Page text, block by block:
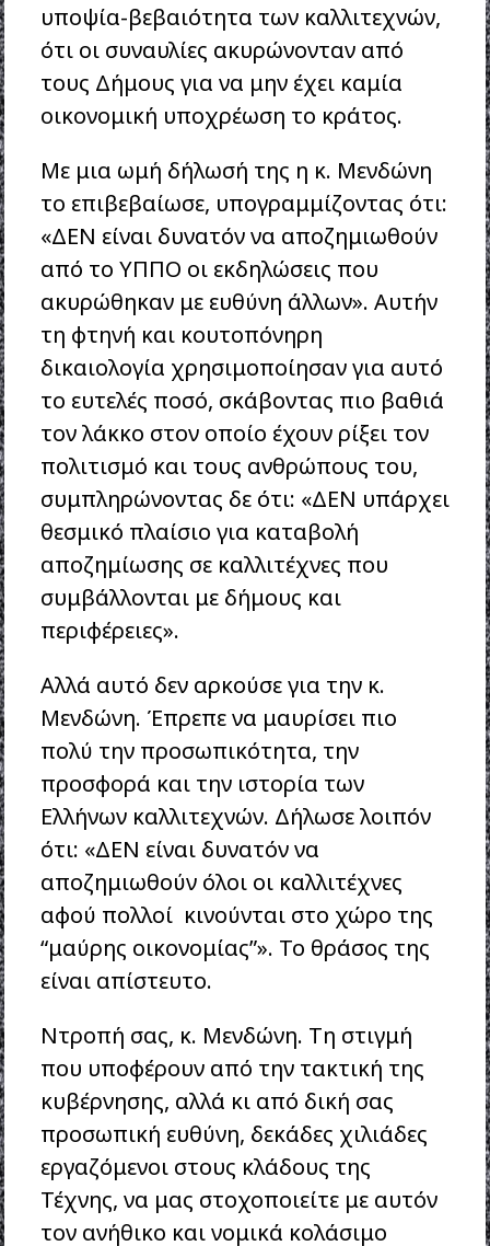
υποψία-βεβαιότητα των καλλιτεχνών,
ότι οι συναυλίες ακυρώνονταν από
τους Δήμους για να μην έχει καμία
οικονομική υποχρέωση το κράτος.
Με μια ωμή δήλωσή της η κ. Μενδώνη
το επιβεβαίωσε, υπογραμμίζοντας ότι:
«ΔΕΝ είναι δυνατόν να αποζημιωθούν
από το ΥΠΠΟ οι εκδηλώσεις που
ακυρώθηκαν με ευθύνη άλλων». Αυτήν
τη φτηνή και κουτοπόνηρη
δικαιολογία χρησιμοποίησαν για αυτό
το ευτελές ποσό, σκάβοντας πιο βαθιά
τον λάκκο στον οποίο έχουν ρίξει τον
πολιτισμό και τους ανθρώπους του,
συμπληρώνοντας δε ότι: «ΔΕΝ υπάρχει
θεσμικό πλαίσιο για καταβολή
αποζημίωσης σε καλλιτέχνες που
συμβάλλονται με δήμους και
περιφέρειες».
Αλλά αυτό δεν αρκούσε για την κ.
Μενδώνη. Έπρεπε να μαυρίσει πιο
πολύ την προσωπικότητα, την
προσφορά και την ιστορία των
Ελλήνων καλλιτεχνών. Δήλωσε λοιπόν
ότι: «ΔΕΝ είναι δυνατόν να
αποζημιωθούν όλοι οι καλλιτέχνες
αφού πολλοί κινούνται στο χώρο της
“μαύρης οικονομίας”». Το θράσος της
είναι απίστευτο.
Ντροπή σας, κ. Μενδώνη. Τη στιγμή
που υποφέρουν από την τακτική της
κυβέρνησης, αλλά κι από δική σας
προσωπική ευθύνη, δεκάδες χιλιάδες
εργαζόμενοι στους κλάδους της
Τέχνης, να μας στοχοποιείτε με αυτόν
τον ανήθικο και νομικά κολάσιμο